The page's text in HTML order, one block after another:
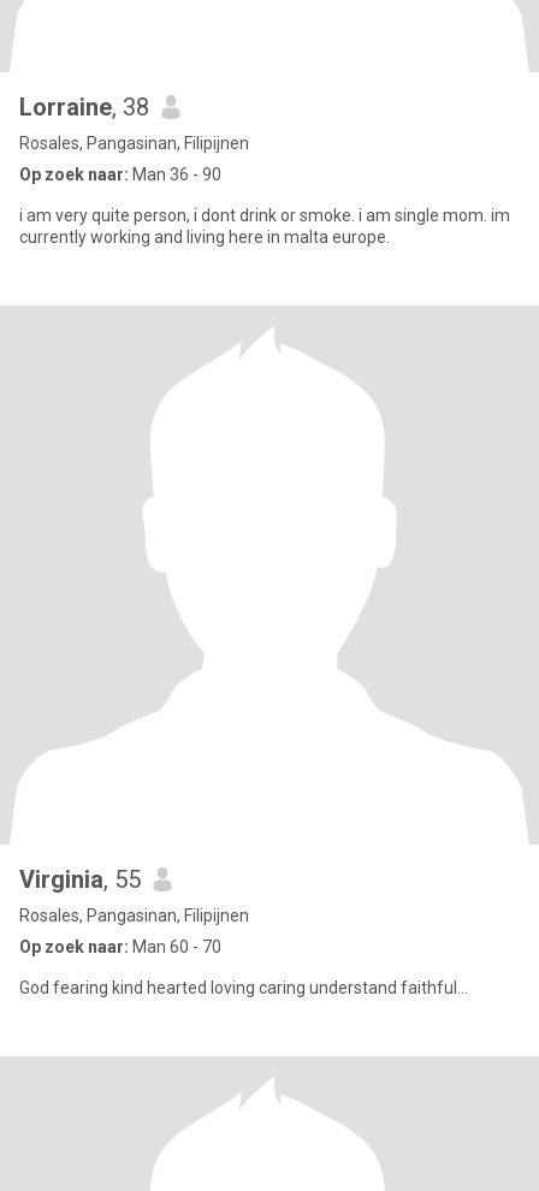
Lorraine, 38
Rosales, Pangasinan, Filipijnen
Op zoek naar: Man 36 - 90
i am very quite person, i dont drink or smoke. i am single mom. im
currently working and living here in malta europe.
Virginia, 55
Rosales, Pangasinan, Filipijnen
Op zoek naar: Man 60 - 70
God fearing kind hearted loving caring understand faithful...